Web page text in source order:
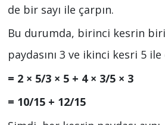
de bir sayı ile çarpın.
Bu durumda, birinci kesrin
paydasını 3 ve ikinci kesri 5 ile
= 2 × 5/3 × 5 + 4 × 3/5 × 3
= 10/15 + 12/15